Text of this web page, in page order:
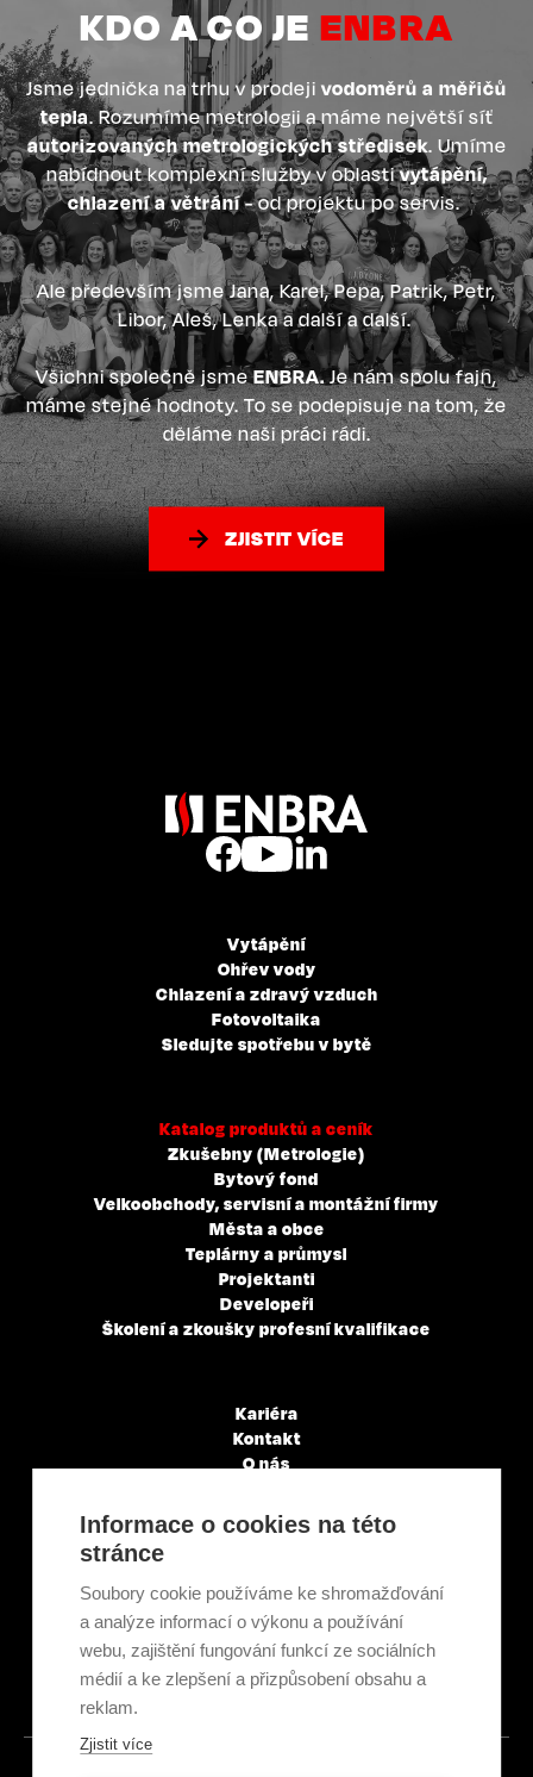
KDO A CO JE ENBRA
Jsme jednička na trhu v prodeji vodoměrů a měřičů
tepla. Rozumíme metrologii a máme největší síť
autorizovaných metrologických středisek. Umíme
nabídnout komplexní služby v oblastivytápění,
chlazení a větrání- od projektu po servis.
Ale především jsme Jana, Karel, Pepa, Patrik, Petr,
Libor, Aleš, Lenka a další a další.
Všichni společně jsmeENBRA.Je nám spolu fajn,
máme stejné hodnoty. To se podepisuje na tom, že
děláme naši práci rádi.
ZJISTIT VÍCE
Vytápění
Ohřev vody
Chlazení a zdravý vzduch
Fotovoltaika
Sledujte spotřebu v bytě
Katalog produktů a ceník
Zkušebny (Metrologie)
Bytový fond
Velkoobchody, servisní a montážní firmy
Města a obce
Teplárny a průmysl
Projektanti
Developeři
Školení a zkoušky profesní kvalifikace
Kariéra
Kontakt
O nás
Články a novinky
GDPR & Cookies
Ekologická recyklace
Projekty EU
Intranet - Přihlášení
Přihlášení
Informace o cookies na této
stránce
Soubory cookie používáme ke shromažďování
a analýze informací o výkonu a používání
webu, zajištění fungování funkcí ze sociálních
médií a ke zlepšení a přizpůsobení obsahu a
reklam.
Zjistit více